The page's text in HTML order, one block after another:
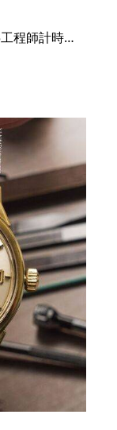
工程師中的異類｜1990年代IWC3805工程師計時鬧鈴功能腕表